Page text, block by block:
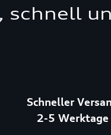
schnell
Schneller
2-5 Werktage